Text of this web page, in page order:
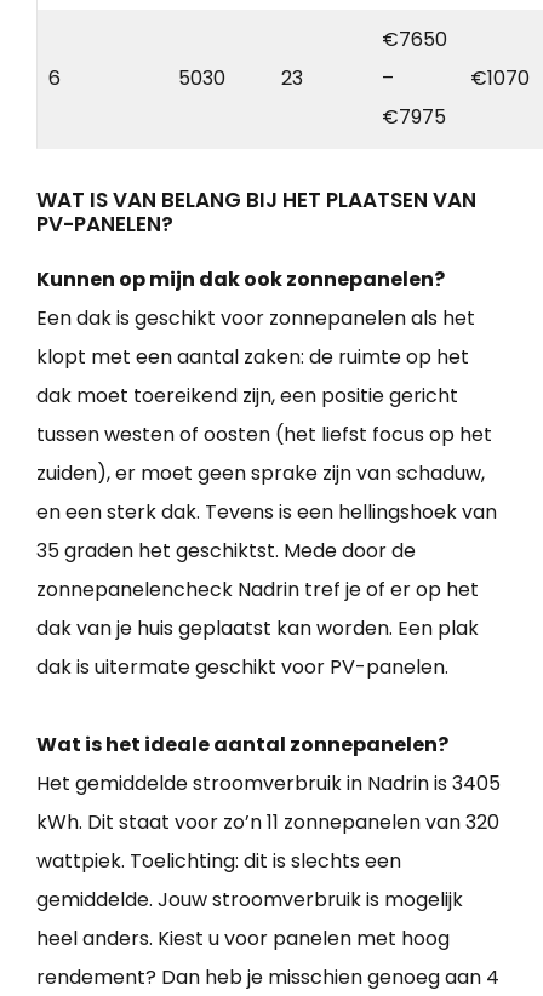
6 5030 23
€7650
–
€7975
€1070
WAT IS VAN BELANG BIJ HET PLAATSEN VAN
PV-PANELEN?
Kunnen op mijn dak ook zonnepanelen?
Een dak is geschikt voor zonnepanelen als het
klopt met een aantal zaken: de ruimte op het
dak moet toereikend zijn, een positie gericht
tussen westen of oosten (het liefst focus op het
zuiden), er moet geen sprake zijn van schaduw,
en een sterk dak. Tevens is een hellingshoek van
35 graden het geschiktst. Mede door de
zonnepanelencheck Nadrin tref je of er op het
dak van je huis geplaatst kan worden. Een plak
dak is uitermate geschikt voor PV-panelen.
Wat is het ideale aantal zonnepanelen?
Het gemiddelde stroomverbruik in Nadrin is 3405
kWh. Dit staat voor zo’n 11 zonnepanelen van 320
wattpiek. Toelichting: dit is slechts een
gemiddelde. Jouw stroomverbruik is mogelijk
heel anders. Kiest u voor panelen met hoog
rendement? Dan heb je misschien genoeg aan 4